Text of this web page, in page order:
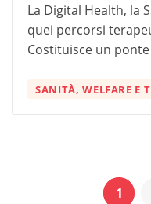
La Digital Health, la
quei percorsi
Costituisce un
SANITÀ, WELFARE E
1